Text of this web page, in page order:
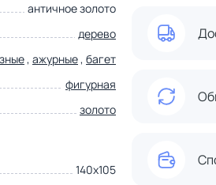
античное золото
дерево
, ажурные, багет
фигурная
золото
140x105